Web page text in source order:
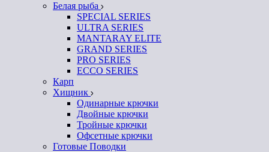
Белая рыба
SPECIAL SERIES
ULTRA SERIES
MANTARAY ELITE
GRAND SERIES
PRO SERIES
ECCO SERIES
Карп
Хищник
Одинарные крючки
Двойные крючки
Тройные крючки
Офсетные крючки
Готовые Поводки